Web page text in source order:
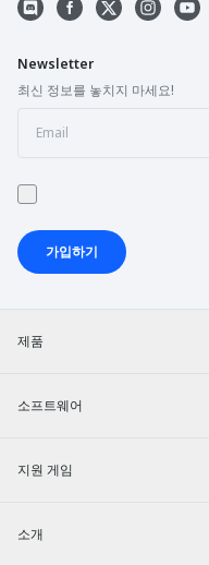
제품
소프트웨어
지원 게임
소개
Newsletter
최신 정보를 놓치지 마세요!
가입하기